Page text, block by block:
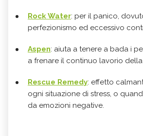
Rock Water: per il panico,
perfezionismo ed eccessivo
Aspen: aiuta a tenere a bada i
a frenare il continuo lavorio
Rescue Remedy: effetto
ogni situazione di stress, o
da emozioni negative.